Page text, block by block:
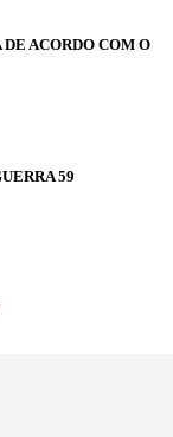
ACORDO COM O
59